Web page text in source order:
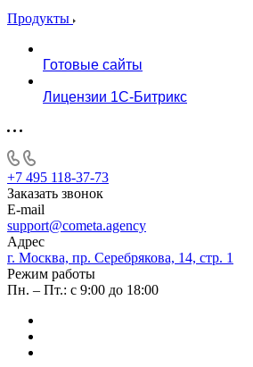
Продукты
Готовые сайты
Лицензии 1С-Битрикс
+7 495 118-37-73
Заказать звонок
E-mail
support@cometa.agency
Адрес
г. Москва, пр. Серебрякова, 14, стр. 1
Режим работы
Пн. – Пт.: с 9:00 до 18:00